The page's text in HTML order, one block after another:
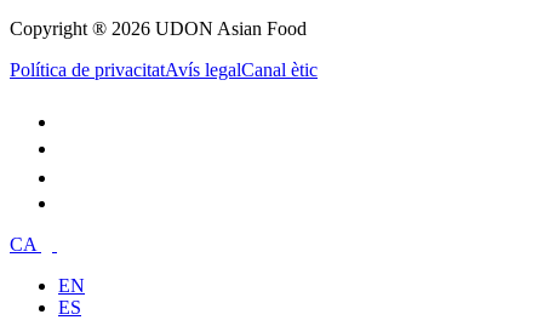
Copyright ® 2026 UDON Asian Food
Política de privacitatAvís legalCanal ètic
CA
EN
ES